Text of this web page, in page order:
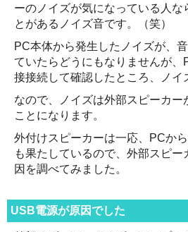
ーのノイズが気になっている人な
とがあるノイズ音です。（笑）
PC本体から発生したノイズが、
ていたらどうにもなりませんが、
接接続して確認したところ、ノイ
なので、ノイズは外部スピーカー
ことになります。
外付けスピーカーは一応、PCか
も果たしているので、外部スピ
因を調べてみました。
USB電源が原因でした